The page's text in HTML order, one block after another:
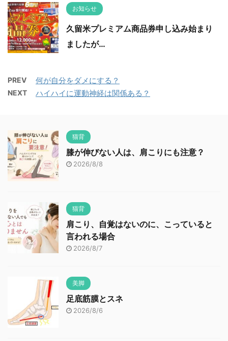
お知らせ
久留米プレミアム商品券申し込み始まり
ましたが…
PREV 何が自分をダメにする？
NEXT ハイハイに運動神経は関係ある？
猫背
膝が伸びない人は、肩こりにも注意？
2026/8/8
猫背
肩こり、自覚はないのに、こっていると
言われる場合
2026/8/7
美脚
足底筋膜とスネ
2026/8/6